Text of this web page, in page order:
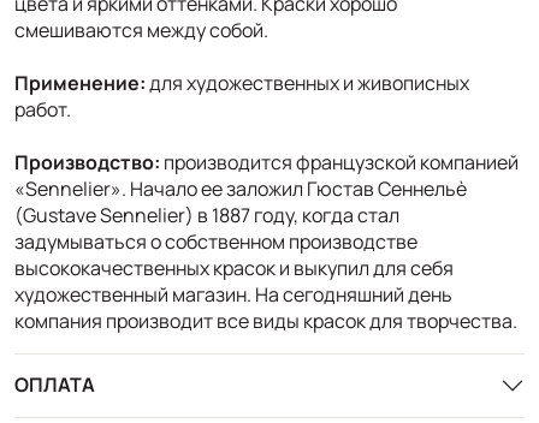
смешиваются между собой.
Применение:для художественных и живописных
работ.
Производство: производится французской компанией
«Sennelier». Начало ее заложил Гюстав Сеннельѐ
(Gustave Sennelier) в 1887 году, когда стал
задумываться о собственном производстве
высококачественных красок и выкупил для себя
художественный магазин. На сегодняшний день
компания производит все виды красок для творчества.
ОПЛАТА